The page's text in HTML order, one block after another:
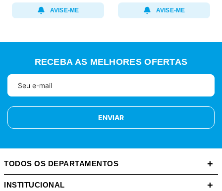
AVISE-ME AVISE-ME
RECEBA AS MELHORES OFERTAS
ENVIAR
TODOS OS DEPARTAMENTOS +
INSTITUCIONAL +